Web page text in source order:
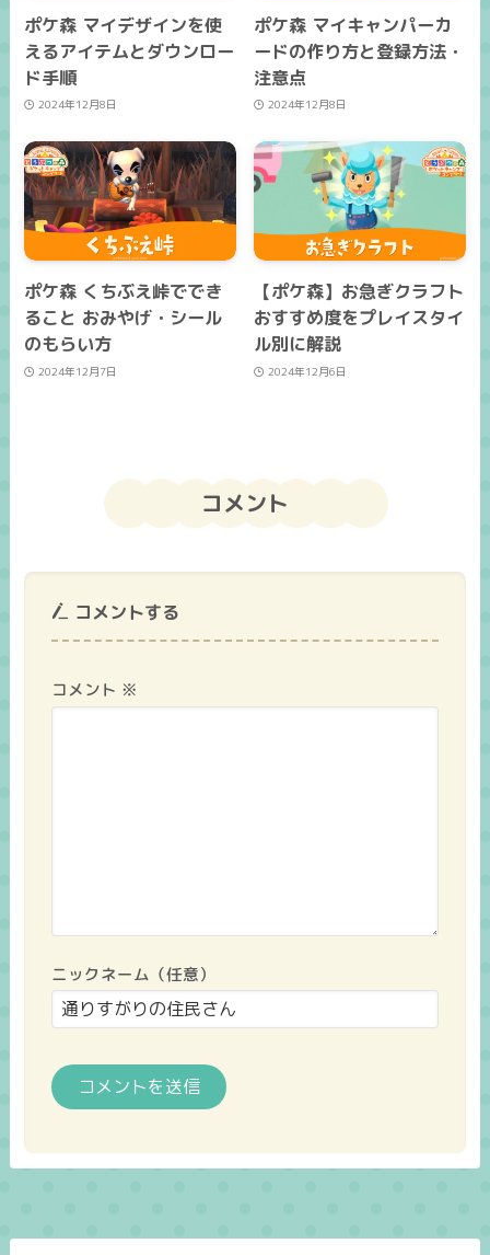
ポケ森 マイデザインを使
えるアイテムとダウンロー
ド手順
2024年12月8日
ポケ森 マイキャンパーカ
ードの作り方と登録方法・
注意点
2024年12月8日
ポケ森 くちぶえ峠ででき
ること おみやげ・シール
のもらい方
2024年12月7日
【ポケ森】お急ぎクラフト
おすすめ度をプレイスタイ
ル別に解説
2024年12月6日
コメント
コメントする
コメント ※
ニックネーム（任意）